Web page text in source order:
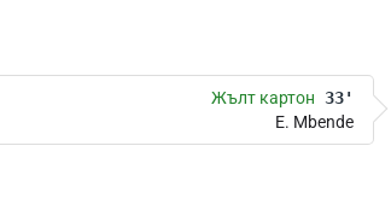
Жълт картон 33'
E. Mbende